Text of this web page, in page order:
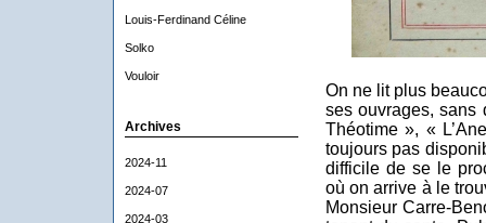
Louis-Ferdinand Céline
Solko
Vouloir
Archives
2024-11
2024-07
2024-03
On ne lit plus
ses ouvrages, sans
Théotime », «
toujours pas
difficile de se le
où on arrive à le
Monsieur Carre-